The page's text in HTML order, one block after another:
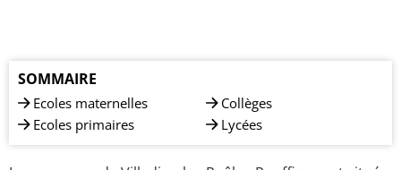
SOMMAIRE
Ecoles maternelles
Ecoles primaires
Collèges
Lycées